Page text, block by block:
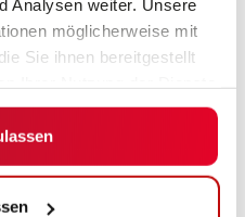
Analysen weiter. Unsere
möglicherweise mit
Sie ihnen bereitgestellt